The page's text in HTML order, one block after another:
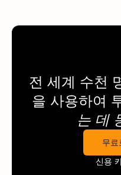
전 세계 수천
을 사용하여
는 데
무료
신용